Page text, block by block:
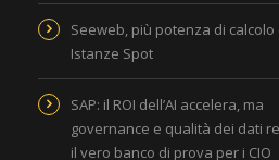
Seeweb, più potenza di calcolo
Istanze Spot
SAP: il ROI dell’AI accelera, ma
governance e qualità dei dati
il vero banco di prova per i CIO